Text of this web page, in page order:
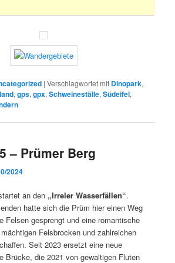
|Verschlagwortet mit Dinopark,
,gps,gpx,Schweineställe,Südeifel,
– Prümer Berg
2024
an den „Irreler Wasserfällen“.
hatte sich die Prüm hier einen Weg
Felsen gesprengt und eine romantische
Felsbrocken und zahlreichen
Seit 2023 ersetzt eine neue
Brücke, die 2021 von gewaltigen Fluten